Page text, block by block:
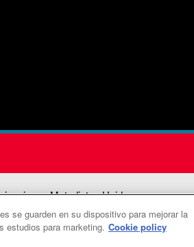
Metodistas Unidas es una
Comunicaciones Metodistas Unidas.
se guarden en su dispositivo para mejorar la
estudios para marketing. Cookie policy